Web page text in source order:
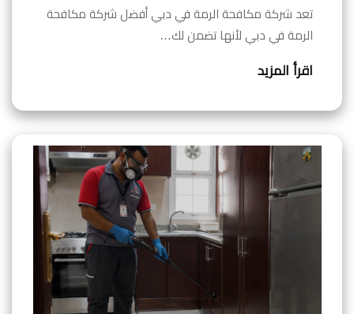
تعد شركة مكافحة الرمة في دبي أفضل شركة مكافحة
الرمة في دبي لأنها تضمن لك…
اقرأ المزيد